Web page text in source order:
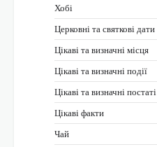
Хобі
Церковні та святкові дати
Цікаві та визначні місця
Цікаві та визначні події
Цікаві та визначні постаті
Цікаві факти
Чай